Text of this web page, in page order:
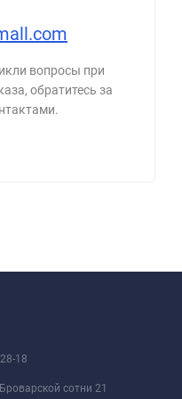
вопросы при
обратитесь за
18
сотни 21